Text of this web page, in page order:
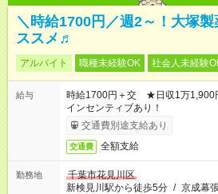
＼時給1700円／週2～！大塚
ススメ♬
アルバイト 職種未経験OK 社会人未経験
給与
時給1700円＋交 ★日収1万
インセンティブあり！
交通費別途支給あり
交通費 全額支給
勤務地
千葉市花見川区
新検見川駅から徒歩5分 / 京成幕